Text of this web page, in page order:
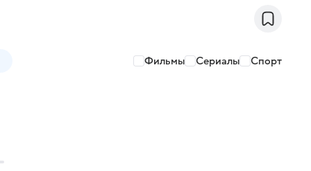
Фильмы Сериалы Спорт